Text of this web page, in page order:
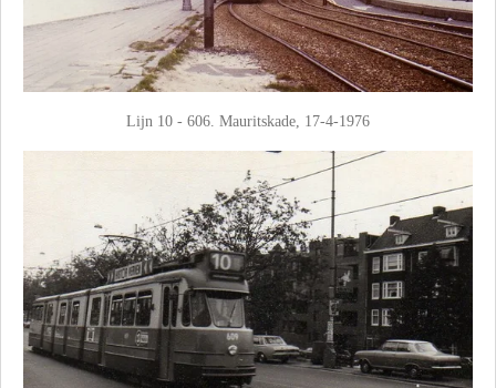
Lijn 10 - 606. Mauritskade, 17-4-1976